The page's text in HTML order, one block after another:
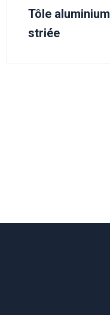
Tôle aluminium
striée